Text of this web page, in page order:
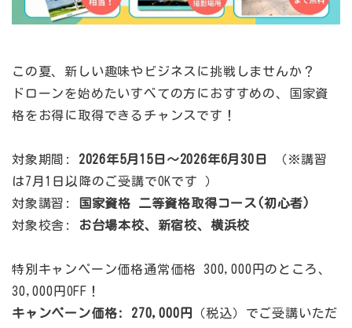
この夏、新しい趣味やビジネスに挑戦しませんか？
ドローンを始めたいすべての方におすすめの、国家資
格をお得に取得できるチャンスです！
対象期間: 2026年5月15日〜2026年6月30日
（※講習
は7月1日以降のご受講でOKです ）
対象講習:
国家資格 二等資格取得コース(初心者)
対象校舎:
お台場本校、新宿校、横浜校
特別キャンペーン価格通常価格 300,000円のところ、
30,000円OFF！
キャンペーン価格: 270,000円
（税込）でご受講いただ